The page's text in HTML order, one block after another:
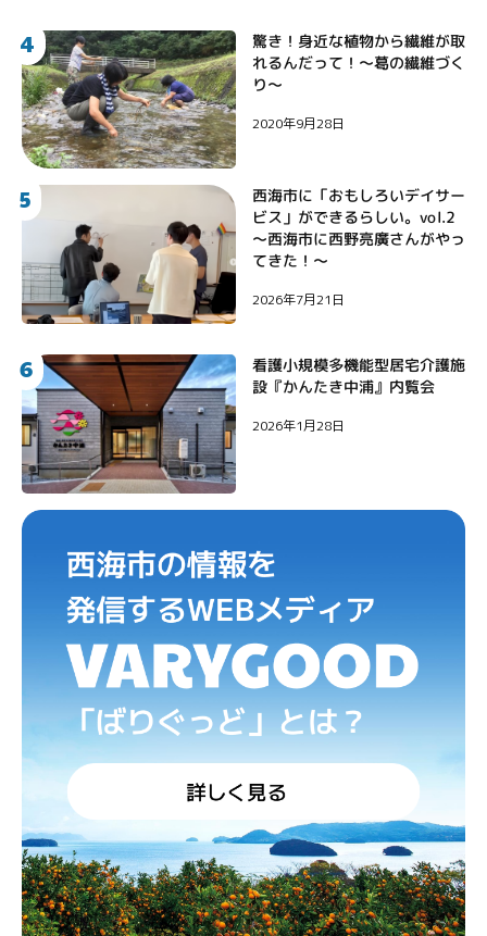
4
驚き！身近な植物から繊維が取
れるんだって！〜葛の繊維づく
り〜
2020年9月28日
5 西海市に「おもしろいデイサー
ビス」ができるらしい。vol.2
〜西海市に西野亮廣さんがやっ
てきた！〜
2026年7月21日
6 看護小規模多機能型居宅介護施
設『かんたき中浦』内覧会
2026年1月28日